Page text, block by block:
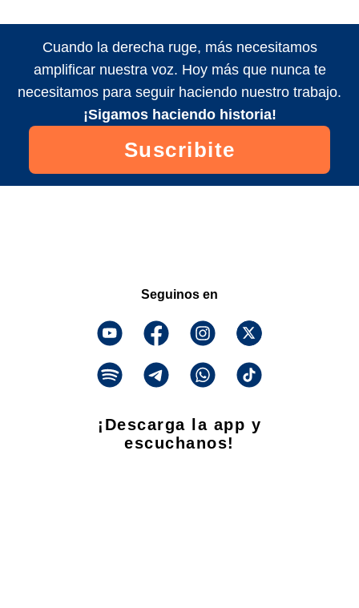
Cuando la derecha ruge, más necesitamos
amplificar nuestra voz. Hoy más que nunca te
necesitamos para seguir haciendo nuestro trabajo.
¡Sigamos haciendo historia!
Suscribite
Seguinos en
¡Descarga la app y
escuchanos!